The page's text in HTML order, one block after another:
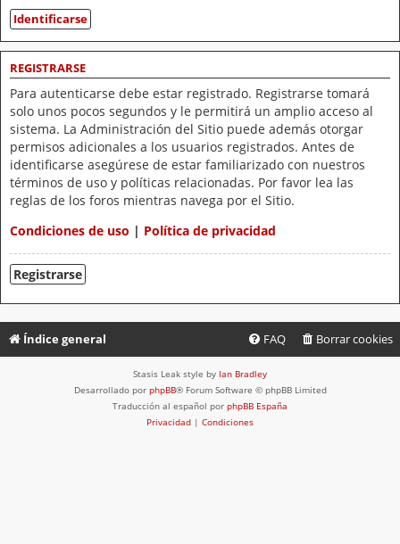
REGISTRARSE
Para autenticarse debe estar registrado. Registrarse tomará
solo unos pocos segundos y le permitirá un amplio acceso al
sistema. La Administración del Sitio puede además otorgar
permisos adicionales a los usuarios registrados. Antes de
identificarse asegúrese de estar familiarizado con nuestros
términos de uso y políticas relacionadas. Por favor lea las
reglas de los foros mientras navega por el Sitio.
Condiciones de uso | Política de privacidad
Registrarse
Índice general Borrar cookies
FAQ
Stasis Leak style by Ian Bradley
Desarrollado por phpBB® Forum Software © phpBB Limited
Traducción al español por phpBB España
Privacidad | Condiciones